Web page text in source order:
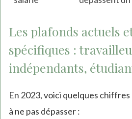
Les plafonds actuels
spécifiques :
indépendants,
En 2023, voici quelques
à ne pas dépasser :